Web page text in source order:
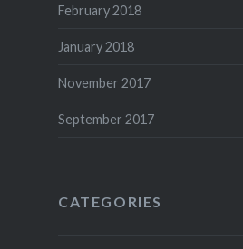
February 2018
January 2018
November 2017
September 2017
CATEGORIES